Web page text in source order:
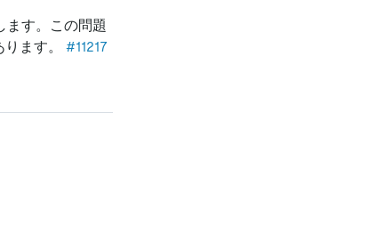
ます。この問題
ます。 #11217